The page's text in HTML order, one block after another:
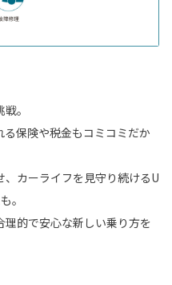
。
保険や税金もコミコミだか
カーライフを見守り続けるU
。
的で安心な新しい乗り方を